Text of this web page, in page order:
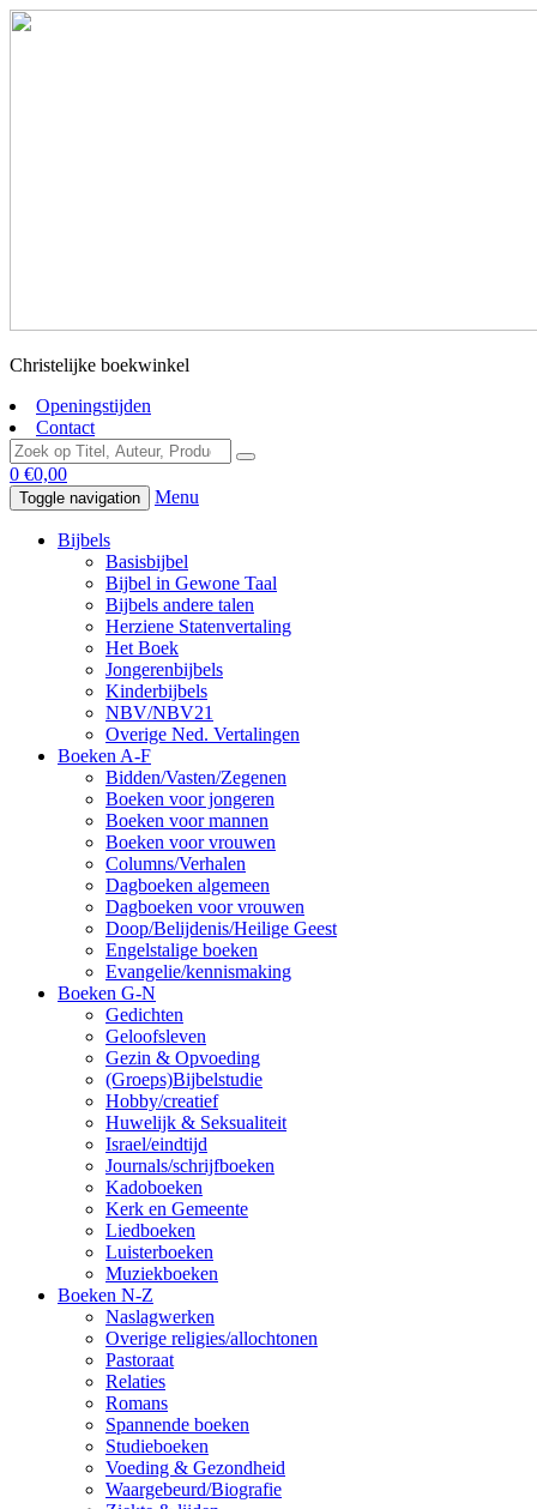
Christelijke boekwinkel
Openingstijden
Contact
0 €0,00
Toggle navigation Menu
Bijbels
Basisbijbel
Bijbel in Gewone Taal
Bijbels andere talen
Herziene Statenvertaling
Het Boek
Jongerenbijbels
Kinderbijbels
NBV/NBV21
Overige Ned. Vertalingen
Boeken A-F
Bidden/Vasten/Zegenen
Boeken voor jongeren
Boeken voor mannen
Boeken voor vrouwen
Columns/Verhalen
Dagboeken algemeen
Dagboeken voor vrouwen
Doop/Belijdenis/Heilige Geest
Engelstalige boeken
Evangelie/kennismaking
Boeken G-N
Gedichten
Geloofsleven
Gezin & Opvoeding
(Groeps)Bijbelstudie
Hobby/creatief
Huwelijk & Seksualiteit
Israel/eindtijd
Journals/schrijfboeken
Kadoboeken
Kerk en Gemeente
Liedboeken
Luisterboeken
Muziekboeken
Boeken N-Z
Naslagwerken
Overige religies/allochtonen
Pastoraat
Relaties
Romans
Spannende boeken
Studieboeken
Voeding & Gezondheid
Waargebeurd/Biografie